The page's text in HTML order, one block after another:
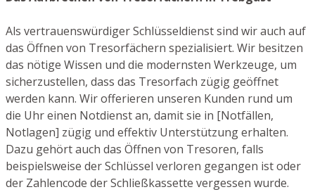
Als vertrauenswürdiger Schlüsseldienst sind wir auch auf
das Öffnen von Tresorfächern spezialisiert. Wir besitzen
das nötige Wissen und die modernsten Werkzeuge, um
sicherzustellen, dass das Tresorfach zügig geöffnet
werden kann. Wir offerieren unseren Kunden rund um
die Uhr einen Notdienst an, damit sie in [Notfällen,
Notlagen] zügig und effektiv Unterstützung erhalten.
Dazu gehört auch das Öffnen von Tresoren, falls
beispielsweise der Schlüssel verloren gegangen ist oder
der Zahlencode der Schließkassette vergessen wurde.